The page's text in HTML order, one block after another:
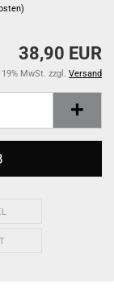
38,90 EUR
MwSt. zzgl. Versand